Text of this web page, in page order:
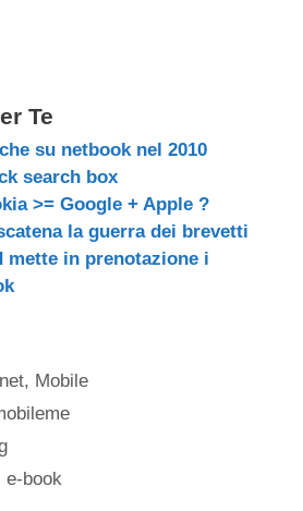
Te
su netbook nel 2010
search box
>= Google + Apple ?
la guerra dei brevetti
mette in prenotazione i
, Mobile
e-book